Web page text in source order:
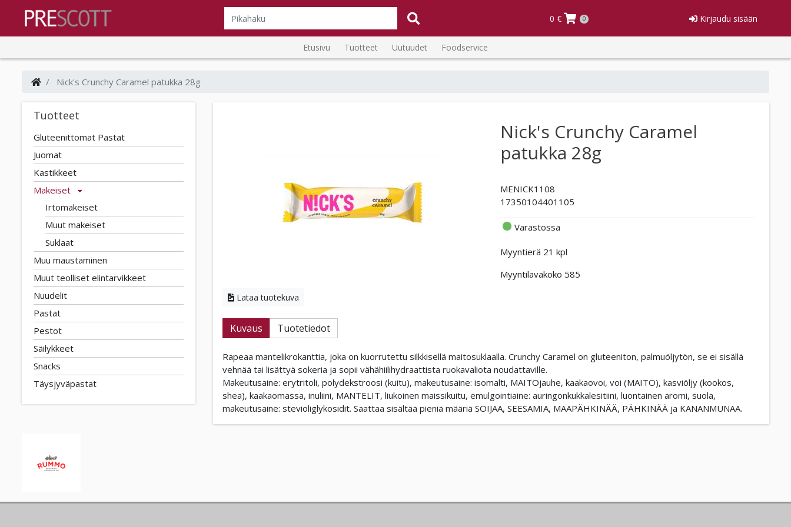
0 € 0 Kirjaudu sisään
Etusivu Tuotteet Uutuudet Foodservice
Nick's Crunchy Caramel patukka 28g
Tuotteet
Gluteenittomat Pastat
Juomat
Kastikkeet
Makeiset
Irtomakeiset
Muut makeiset
Suklaat
Muu maustaminen
Muut teolliset elintarvikkeet
Nuudelit
Pastat
Pestot
Säilykkeet
Snacks
Täysjyväpastat
Lataa tuotekuva
Nick's Crunchy Caramel
patukka 28g
MENICK1108
17350104401105
Varastossa
Myyntierä 21 kpl
Myyntilavakoko 585
Kuvaus Tuotetiedot
Rapeaa mantelikrokanttia, joka on kuorrutettu silkkisellä maitosuklaalla. Crunchy Caramel on gluteeniton, palmuöljytön, se ei sisällä
vehnää tai lisättyä sokeria ja sopii vähähiilihydraattista ruokavaliota noudattaville.
Makeutusaine: erytritoli, polydekstroosi (kuitu), makeutusaine: isomalti, MAITOjauhe, kaakaovoi, voi (MAITO), kasviöljy (kookos,
shea), kaakaomassa, inuliini, MANTELIT, liukoinen maissikuitu, emulgointiaine: auringonkukkalesitiini, luontainen aromi, suola,
makeutusaine: stevioliglykosidit. Saattaa sisältää pieniä määriä SOIJAA, SEESAMIA, MAAPÄHKINÄÄ, PÄHKINÄÄ ja KANANMUNAA.